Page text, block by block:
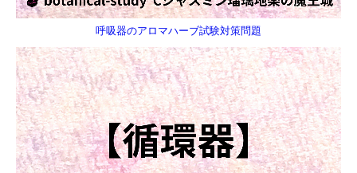
呼吸器のアロマハーブ試験対策問題